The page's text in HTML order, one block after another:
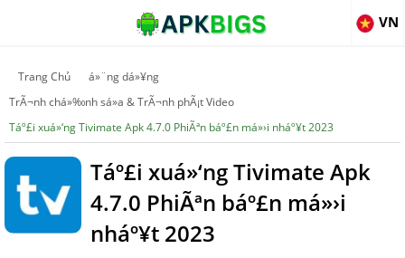
VN
Trang Chủ
á»¨ng dá»¥ng
TrÃ¬nh chá»‰nh sá»­a & TrÃ¬nh phÃ¡t Video
Táº£i xuá»‘ng Tivimate Apk 4.7.0 PhiÃªn báº£n má»›i nháº¥t 2023
Táº£i xuá»‘ng Tivimate Apk
4.7.0 PhiÃªn báº£n má»›i
nháº¥t 2023